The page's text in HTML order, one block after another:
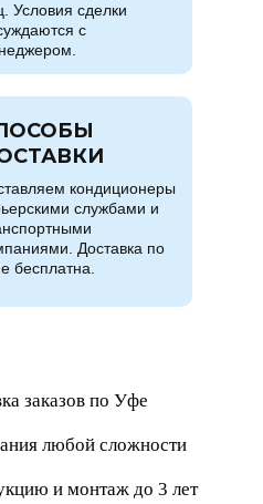
Условия сделки
с
кондиционеры
службами и
Доставка по
бесплатна.
заказов по Уфе
любой сложности
и монтаж до 3 лет